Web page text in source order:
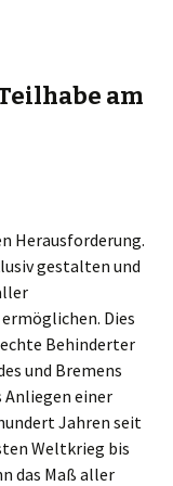
am
Herausforderung.
gestalten und
Dies
Behinderter
und Bremens
Anliegen einer
Jahren seit
Weltkrieg bis
das Maß aller